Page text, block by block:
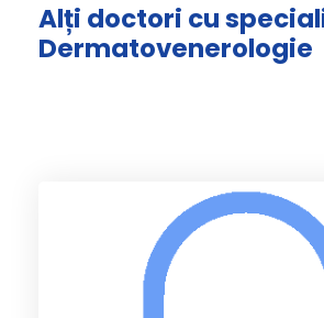
Alți doctori cu
Dermatovenerologie